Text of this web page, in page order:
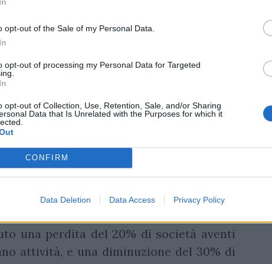
opt-out of the Sale of my Personal Data.
opt-out of processing my Personal Data for Targeted
opt-out of Collection, Use, Retention, Sale, and/or Sharing
Data that Is Unrelated with the Purposes for which it
CONFIRM
Data Deletion Data Access Privacy Policy
negli ultimi tre anni. Ma ci
nell'ambito degli oppositori dà numeri
il numero di voti complessivi si sia
vincere le elezioni del 2024 servono
«Contandole una per una - è
diritto al voto sono 419 contro le 528.
le società aventi diritto al voto sono
I voti invece sono 49.166 contro i
di 24.655 voti pari al 30%. Ciò significa
una perdita del 20% di società aventi
attività, e una diminuzione del 30% di